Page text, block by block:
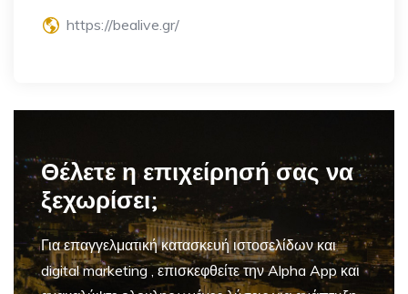
https://bealive.gr/
Θέλετε η επιχείρησή σας να
ξεχωρίσει;
Για επαγγελματικήκατασκευή ιστοσελίδων και
digital marketing, επισκεφθείτε την Alpha App και